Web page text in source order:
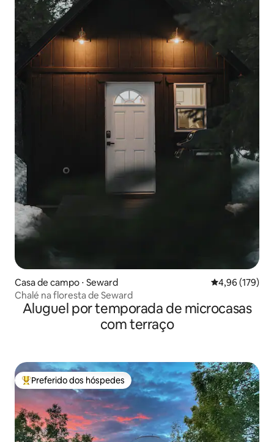
Casa de campo ⋅ Seward 4,96 de uma
4,96 (179)
Chalé na floresta de Seward
Aluguel por temporada de microcasas
com terraço
Entre os melhores preferidos dos hóspedes
Preferido dos hóspedes